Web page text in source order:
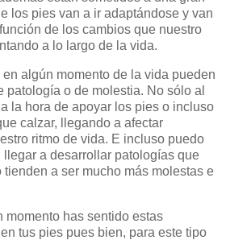
los pies van a ir adaptándose y van
de los cambios que nuestro
a lo largo de la vida.
algún momento de la vida pueden
patología o de molestia. No sólo al
la hora de apoyar los pies o incluso
calzar, llegando a afectar
ritmo de vida. E incluso puedo
a desarrollar patologías que
a ser mucho más molestas e
momento has sentido estas
tus pies pues bien, para este tipo